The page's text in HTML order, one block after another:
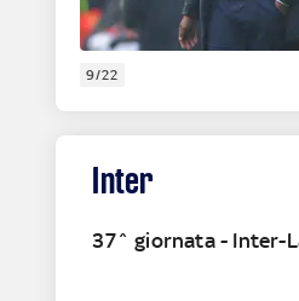
9/22
Inter
37^ giornata - Inter-